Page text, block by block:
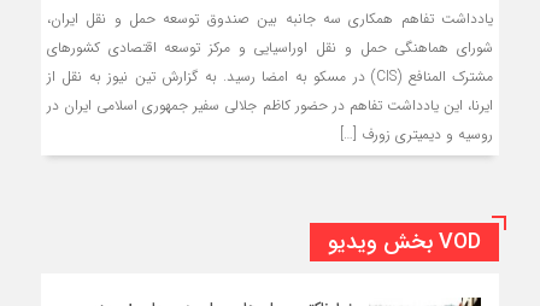
یادداشت تفاهم همکاری سه جانبه بین صندوق توسعه حمل و نقل ایران،
شورای هماهنگی حمل و نقل اوراسیایی و مرکز توسعه اقتصادی کشورهای
مشترک المنافع (CIS) در مسکو به امضا رسید. به گزارش تین نیوز به نقل از
ایرنا، این یادداشت تفاهم در حضور کاظم جلالی سفیر جمهوری اسلامی ایران در
روسیه و دیمیتری زورف […]
VOD بخش ویدیو